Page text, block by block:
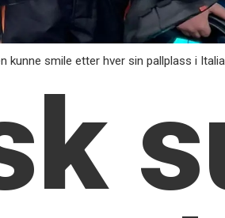
kunne smile etter hver sin pallplass i